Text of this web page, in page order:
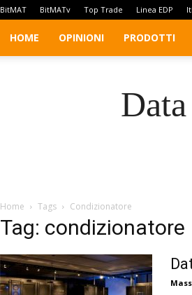
BitMAT BitMATv Top Trade Linea EDP
HOME OPINIONI PRODOTTI
Home Tags Condizionatore
Tag: condizionatore